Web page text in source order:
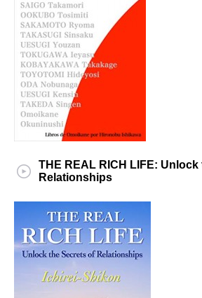
THE REAL RICH LIFE:
Relationships